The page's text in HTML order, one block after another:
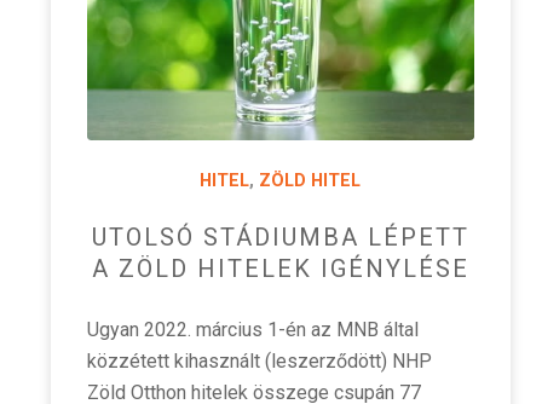
HITEL, ZÖLD HITEL
UTOLSÓ STÁDIUMBA LÉPETT
A ZÖLD HITELEK IGÉNYLÉSE
Ugyan 2022. március 1-én az MNB által
közzétett kihasznált (leszerződött) NHP
Zöld Otthon hitelek összege csupán 77